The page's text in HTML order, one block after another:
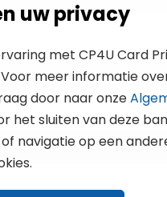
uw privacy
met CP4U Card
meer informatie
door naar onze
het sluiten van deze
navigatie op een